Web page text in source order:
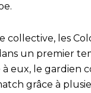
les
un premier
à eux, le gardien
grâce à